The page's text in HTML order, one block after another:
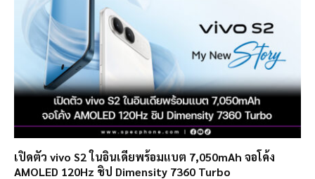
เปิดตัว vivo S2 ในอินเดียพร้อมแบต 7,050mAh จอโค้ง
AMOLED 120Hz ชิป Dimensity 7360 Turbo